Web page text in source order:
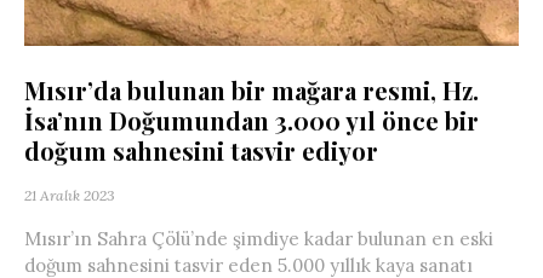
Mısır’da bulunan bir mağara resmi, Hz.
İsa’nın Doğumundan 3.000 yıl önce bir
doğum sahnesini tasvir ediyor
21 Aralık 2023
Mısır’ın Sahra Çölü’nde şimdiye kadar bulunan en eski
doğum sahnesini tasvir eden 5.000 yıllık kaya sanatı